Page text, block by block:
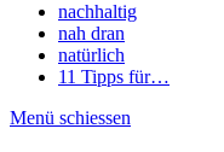
nachhaltig
nah dran
natürlich
11 Tipps für…
Menü schiessen